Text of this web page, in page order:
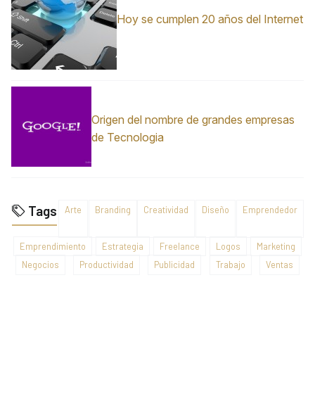
Hoy se cumplen 20 años del Internet
Origen del nombre de grandes empresas
de Tecnologia
Tags Arte Branding Creatividad Diseño Emprendedor
Emprendimiento Estrategia Freelance Logos
Marketing
Negocios
Productividad Publicidad Trabajo Ventas